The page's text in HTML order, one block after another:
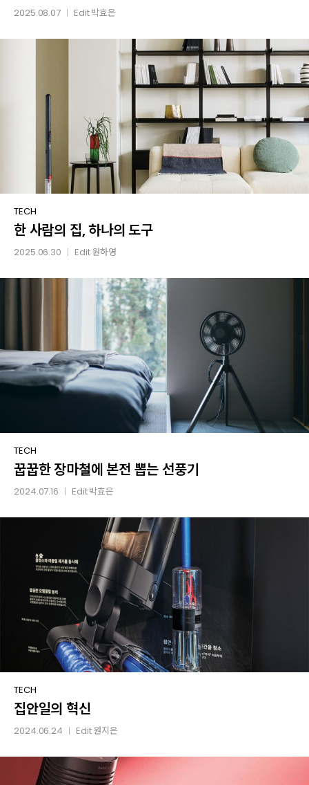
무선
2025.08.07 Edit박효은
한
사람의
집,
TECH
한 사람의 집, 하나의 도구
2025.06.30 Edit원하영
꿉꿉한
장마철에
본전
TECH
꿉꿉한 장마철에 본전 뽑는 선풍기
2024.07.16 Edit박효은
집안일의
혁신
TECH
집안일의 혁신
2024.06.24 Edit원지은